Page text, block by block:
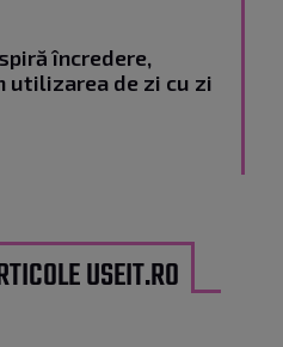
încredere,
utilizarea de zi cu zi
USEIT.RO